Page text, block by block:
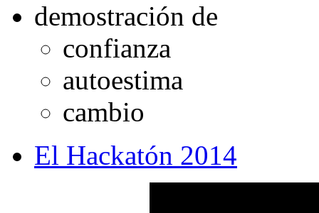
demostración de
confianza
autoestima
cambio
El Hackatón 2014